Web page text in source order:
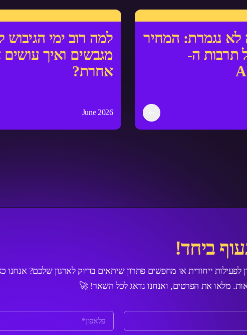
לא נגמרת: המחיר
תרבות ה-
למה רוב ימי
מגבשים ואיך
אחרת?
June 2026
ביחד!
לפעילות ייחודית או מחפשים פתרון שיתאים בדיוק לארגון שלכם? אנחנו
מלאו את הפרטים, ואנחנו נדאג לכל השאר! 🚀